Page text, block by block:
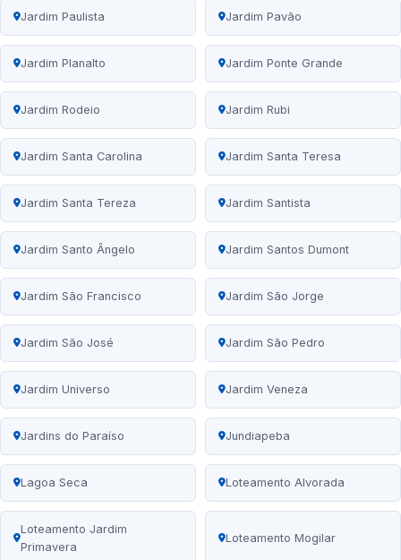
Jardim Paulista Jardim Pavão
Jardim Planalto Jardim Ponte Grande
Jardim Rodeio Jardim Rubi
Jardim Santa Carolina Jardim Santa Teresa
Jardim Santa Tereza Jardim Santista
Jardim Santo Ângelo Jardim Santos Dumont
Jardim São Francisco Jardim São Jorge
Jardim São José Jardim São Pedro
Jardim Universo Jardim Veneza
Jardins do Paraíso Jundiapeba
Lagoa Seca Loteamento Alvorada
Loteamento Jardim
Primavera
Loteamento Mogilar